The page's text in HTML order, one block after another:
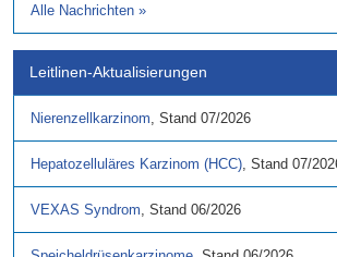
Alle Nachrichten »
Leitlinen-Aktualisierungen
Nierenzellkarzinom, Stand 07/2026
Hepatozelluläres Karzinom (HCC), Stand 07/
VEXAS Syndrom, Stand 06/2026